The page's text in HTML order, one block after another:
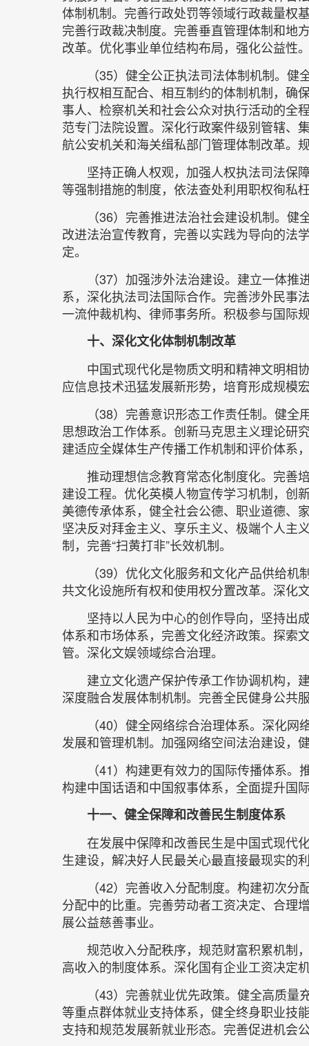
体制机制。完善行政处罚等领域行政裁量权
完善行政裁决制度。完善垂直管理体制和地
改革。优化事业单位结构布局，强化公益性
（35）健全公正执法司法体制机制。
执行权相互配合、相互制约的体制机制，确
事人、检察机关和社会公众对执行活动的全
范专门法院设置。深化行政案件级别管辖、
航公安机关和海关缉私部门管理体制改革。
坚持正确人权观，加强人权执法司法保
等强制措施的制度，依法查处利用职权徇私
（36）完善推进法治社会建设机制。
改进法治宣传教育，完善以实践为导向的法
定。
（37）加强涉外法治建设。建立一体
系，深化执法司法国际合作。完善涉外民事
一流仲裁机构、律师事务所。积极参与国际
十、深化文化体制机制改革
中国式现代化是物质文明和精神文明相
应信息技术迅猛发展新形势，培育形成规模
（38）完善意识形态工作责任制。健
思想政治工作体系。创新马克思主义理论研
建适应全媒体生产传播工作机制和评价体系
推动理想信念教育常态化制度化。完善
建设工程。优化英模人物宣传学习机制，创
美德传承体系，健全社会公德、职业道德、
坚决反对拜金主义、享乐主义、极端个人主
制，完善“扫黄打非”长效机制。
（39）优化文化服务和文化产品供给
共文化设施所有权和使用权分置改革。深化
坚持以人民为中心的创作导向，坚持出
体系和市场体系，完善文化经济政策。探索
管。深化文娱领域综合治理。
建立文化遗产保护传承工作协调机构，
深度融合发展体制机制。完善全民健身公共
（40）健全网络综合治理体系。深化
发展和管理机制。加强网络空间法治建设，
（41）构建更有效力的国际传播体系
构建中国话语和中国叙事体系，全面提升国
十一、健全保障和改善民生制度体系
在发展中保障和改善民生是中国式现代
生建设，解决好人民最关心最直接最现实的
（42）完善收入分配制度。构建初次
分配中的比重。完善劳动者工资决定、合理
展公益慈善事业。
规范收入分配秩序，规范财富积累机制
高收入的制度体系。深化国有企业工资决定
（43）完善就业优先政策。健全高质
等重点群体就业支持体系，健全终身职业技
支持和规范发展新就业形态。完善促进机会